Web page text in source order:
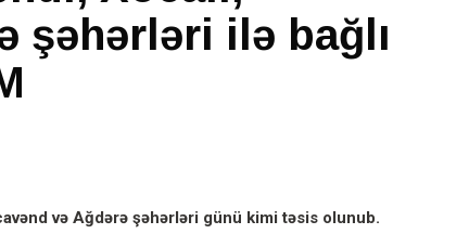
şəhərləri ilə bağlı
və Ağdərə şəhərləri günü kimi təsis olunub.